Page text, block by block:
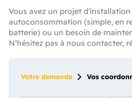
Vous avez un projet
autoconsommation (simple, en
batterie) ou un besoin de
N’hésitez pas à nous contacter,
Votre demande Vos